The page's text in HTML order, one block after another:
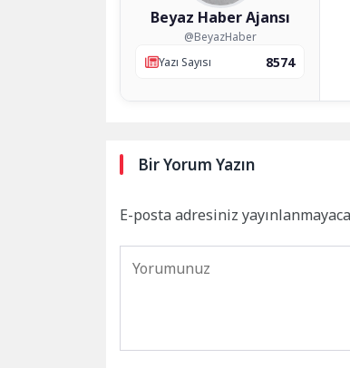
Beyaz Haber Ajansı
@BeyazHaber
Yazı Sayısı
8574
Bir Yorum Yazın
E-posta adresiniz